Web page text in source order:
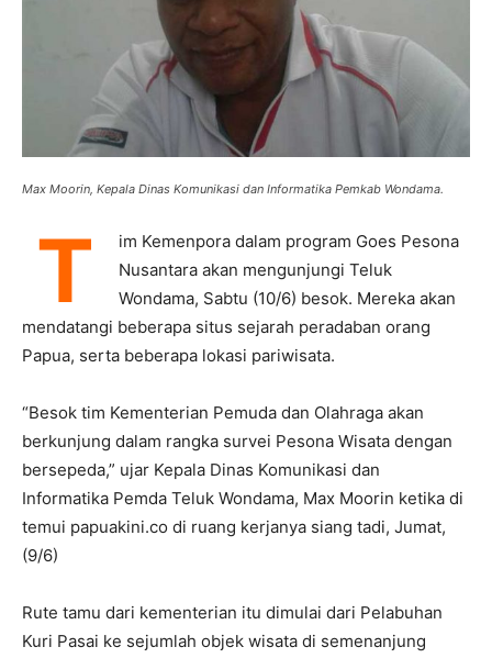
Max Moorin, Kepala Dinas Komunikasi dan Informatika Pemkab Wondama.
T
im Kemenpora dalam program Goes Pesona
Nusantara akan mengunjungi Teluk
Wondama, Sabtu (10/6) besok. Mereka akan
mendatangi beberapa situs sejarah peradaban orang
Papua, serta beberapa lokasi pariwisata.
“Besok tim Kementerian Pemuda dan Olahraga akan
berkunjung dalam rangka survei Pesona Wisata dengan
bersepeda,” ujar Kepala Dinas Komunikasi dan
Informatika Pemda Teluk Wondama, Max Moorin ketika di
temui papuakini.co di ruang kerjanya siang tadi, Jumat,
(9/6)
Rute tamu dari kementerian itu dimulai dari Pelabuhan
Kuri Pasai ke sejumlah objek wisata di semenanjung